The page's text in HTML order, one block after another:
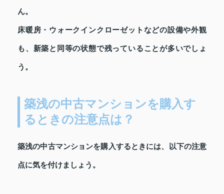
ん。
床暖房・ウォークインクローゼットなどの設備や外観
も、新築と同等の状態で残っていることが多いでしょ
う。
築浅の中古マンションを購入す
るときの注意点は？
築浅の中古マンションを購入するときには、以下の注意
点に気を付けましょう。